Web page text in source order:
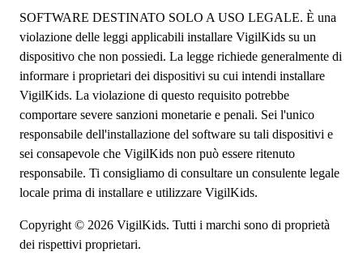
SOFTWARE DESTINATO SOLO A USO LEGALE. È una
violazione delle leggi applicabili installare VigilKids su un
dispositivo che non possiedi. La legge richiede generalmente di
informare i proprietari dei dispositivi su cui intendi installare
VigilKids. La violazione di questo requisito potrebbe
comportare severe sanzioni monetarie e penali. Sei l'unico
responsabile dell'installazione del software su tali dispositivi e
sei consapevole che VigilKids non può essere ritenuto
responsabile. Ti consigliamo di consultare un consulente legale
locale prima di installare e utilizzare VigilKids.
Copyright © 2026 VigilKids. Tutti i marchi sono di proprietà
dei rispettivi proprietari.